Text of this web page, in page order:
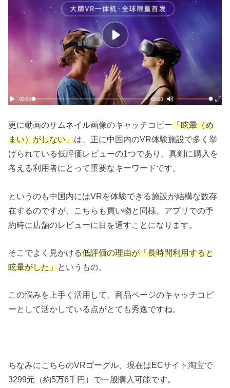
更に動画のサムネイル画像のキャッチコピー「眩暈（め
まい）がしない」は、正に中国内のVR体験施設で多く挙
げられている低評価レビューの1つであり、真剣に購入を
考える利用者にとって重要なキーワードです。
というのも中国内にはVRを体験できる施設が結構な数存
在するのですが、こちらも買い物と同様、アプリでの予
約時に店舗のレビューに目を通すことになります。
そこでよく見かける低評価の理由が「長時間利用すると
眩暈がした」というもの。
この悩みを上手く活用して、商品ページのキャッチコピ
ーとして活かしている点がとても秀逸ですね。
ちなみにこちらのVRゴーグル、現在はECサイト淘宝で
3299元（約5万6千円）で一般購入可能です。